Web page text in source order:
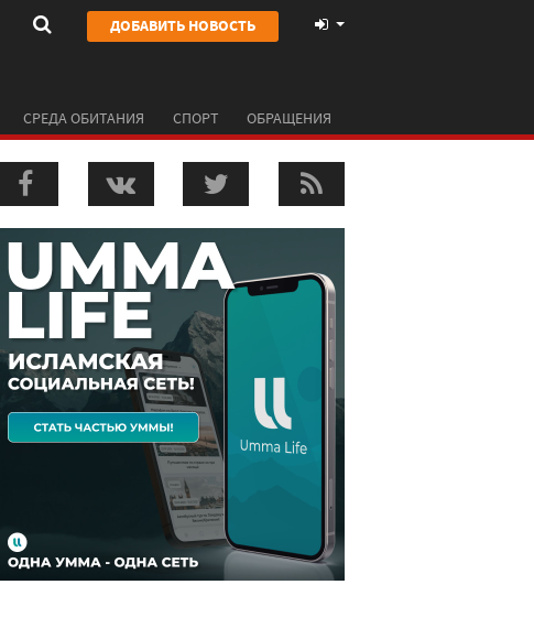
ДОБАВИТЬ НОВОСТЬ
СРЕДА ОБИТАНИЯ СПОРТ ОБРАЩЕНИЯ